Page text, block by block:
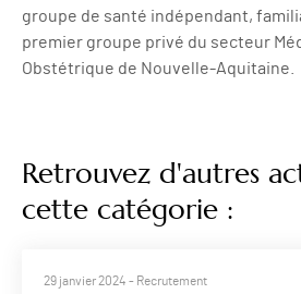
groupe de santé indépendant,
premier groupe privé du secteur
Obstétrique de Nouvelle-Aquitaine.
Retrouvez d'autres
cette catégorie :
29 janvier 2024 - Recrutement